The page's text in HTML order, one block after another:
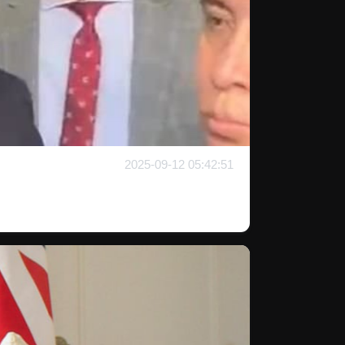
2025-09-12 05:42:51